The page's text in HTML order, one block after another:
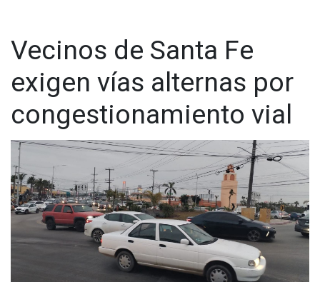
Vecinos de Santa Fe
exigen vías alternas por
congestionamiento vial